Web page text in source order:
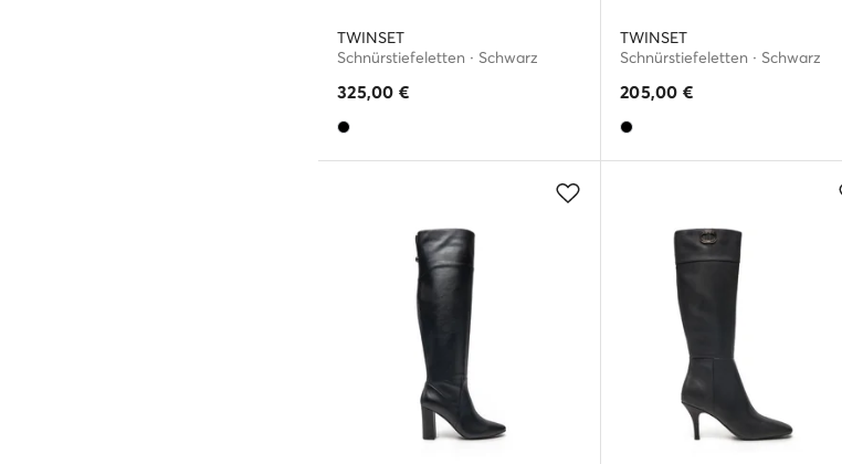
TWINSET
Schnürstiefeletten · Schwarz
325,00 €
TWINSET
Schnürstiefeletten · Schwarz
205,00 €